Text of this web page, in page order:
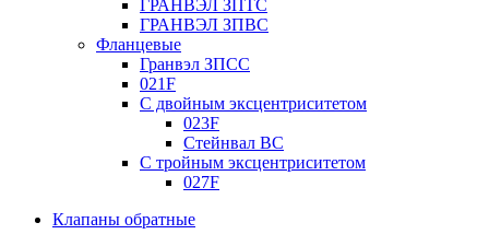
ГРАНВЭЛ ЗПТС
ГРАНВЭЛ ЗПВС
Фланцевые
Гранвэл ЗПСС
021F
С двойным эксцентриситетом
023F
Стейнвал BC
С тройным эксцентриситетом
027F
Клапаны обратные